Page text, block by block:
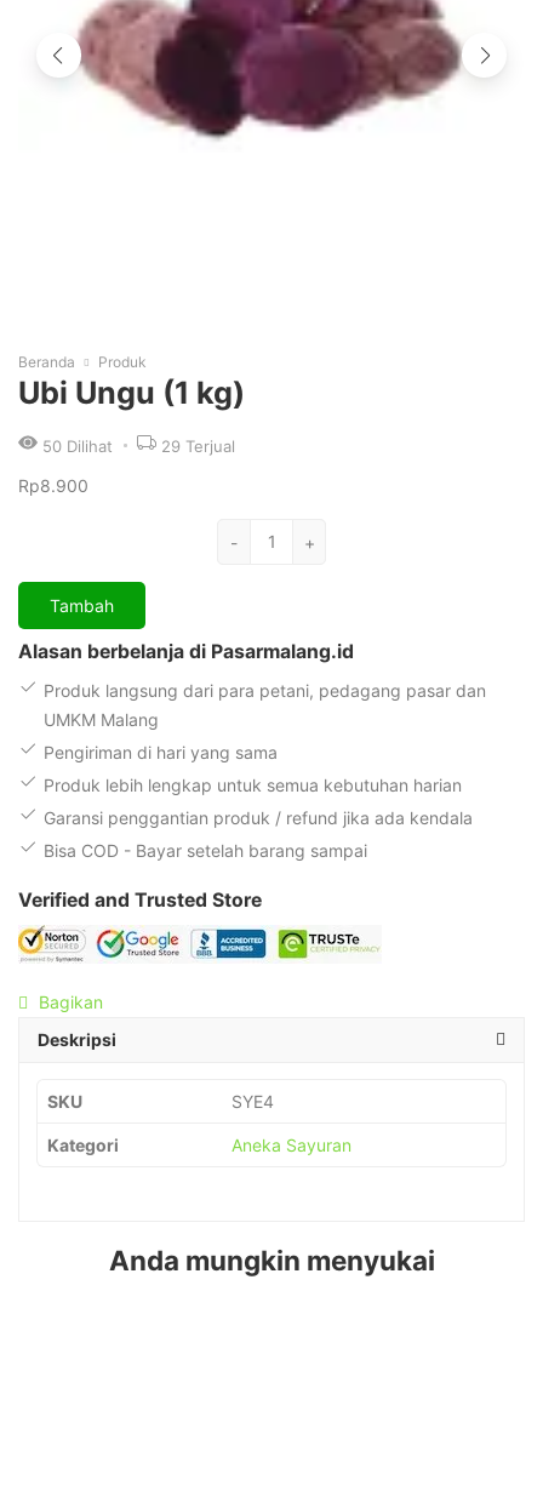
Beranda Produk
Ubi Ungu (1 kg)
50 Dilihat 29 Terjual
Rp8.900
-
Kuantitas
kg)
+
Tambah
Alasan berbelanja di Pasarmalang.id
Produk langsung dari para petani, pedagang pasar dan
UMKM Malang
Pengiriman di hari yang sama
Produk lebih lengkap untuk semua kebutuhan harian
Garansi penggantian produk / refund jika ada kendala
Bisa COD - Bayar setelah barang sampai
Verified and Trusted Store
Bagikan
Deskripsi
SKU SYE4
Kategori Aneka Sayuran
Anda mungkin menyukai